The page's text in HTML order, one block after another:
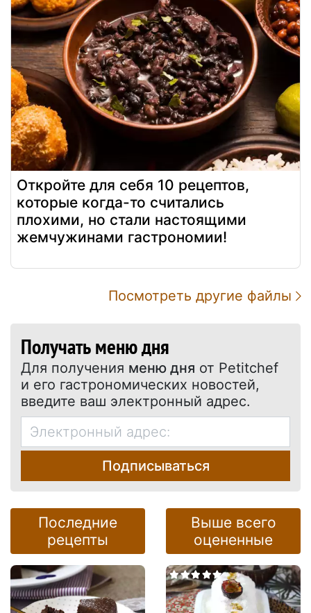
Откройте для себя 10 рецептов,
которые когда-то считались
плохими, но стали настоящими
жемчужинами гастрономии!
Посмотреть другие файлы
Получать меню дня
Для получения меню дня от Petitchef
и его гастрономических новостей,
введите ваш электронный адрес.
Подписываться
Последние
рецепты
Выше всего
оцененные